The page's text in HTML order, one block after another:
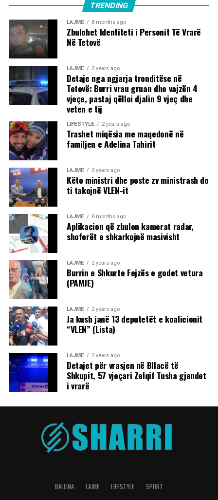
TRENDING
LAJME 8 months ago
Zbulohet Identiteti i Personit Të Vrarë
Në Tetovë
LAJME 2 years ago
Detaje nga ngjarja tronditëse në
Tetovë: Burri vrau gruan dhe vajzën 4
vjeçe, pastaj qëlloi djalin 9 vjeç dhe
veten e tij
LIFESTYLE 2 years ago
Trashet miqësia me maqedonë në
familjen e Adelina Tahirit
LAJME 2 years ago
Këto ministri dhe poste zv ministrash do
ti takojnë VLEN-it
LAJME 8 months ago
Aplikacion që zbulon kamerat radar,
shoferët e shkarkojnë masivisht
LAJME 2 years ago
Burrin e Shkurte Fejzës e godet vetura
(PAMJE)
LAJME 2 years ago
Ja kush janë 13 deputetët e koalicionit
“VLEN” (Lista)
LAJME 2 years ago
Detajet për vrasjen në Bllacë të
Shkupit, 57 vjeçari Zelqif Tusha gjendet
i vrarë
BALLINA LAJME LIFESTYLE SPORT